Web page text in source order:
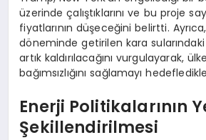
üzerinde çalıştıklarını ve bu proje
fiyatlarının düşeceğini belirtti.
döneminde getirilen kara sularındaki
artık kaldırılacağını vurgulayarak,
bağımsızlığını sağlamayı
Enerji Politikalarının
Şekillendirilmesi